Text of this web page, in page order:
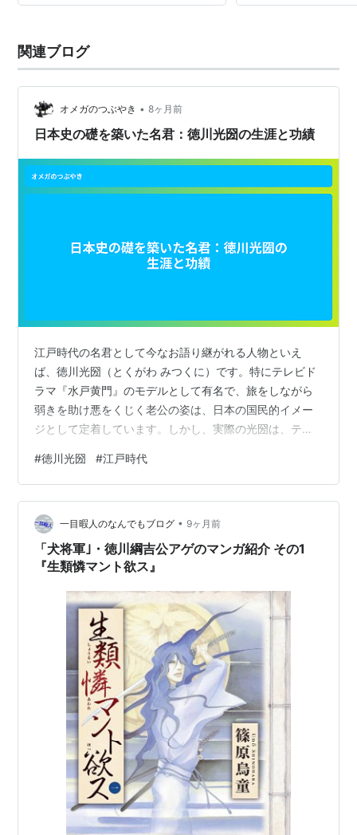
関連ブログ
オメガのつぶやき • 8ヶ月前
日本史の礎を築いた名君：徳川光圀の生涯と功績
江戸時代の名君として今なお語り継がれる人物といえ
ば、徳川光圀（とくがわ みつくに）です。特にテレビド
ラマ『水戸黄門』のモデルとして有名で、旅をしながら
弱きを助け悪をくじく老公の姿は、日本の国民的イメー
ジとして定着しています。しかし、実際の光圀は、テレ
治改革に情熱を注いだ真面目な大名でした。本記事で
は、そんな実像の光圀を1000文字以上で丁寧に紹介して
いきます。 １．若き日の光圀と「日本史への目覚め」 光
圀は水戸徳川家の二代藩主として生まれ、幼い頃から才
気あふれる少年でした。特に歴史や学問への関心が強
く、中国の古典を読み込み、日本の成り立ちを深く…
#徳川光圀 #江戸時代
一目暇人のなんでもブログ • 9ヶ月前
「犬将軍｣・徳川綱吉公アゲのマンガ紹介 その1
『生類憐マント欲ス』